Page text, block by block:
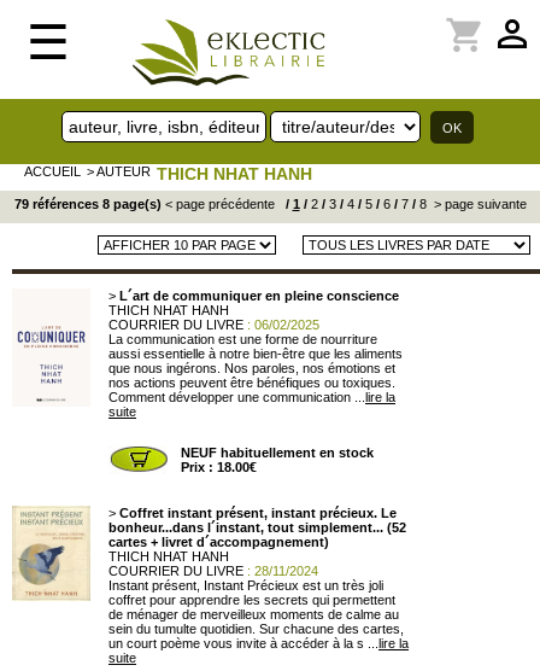
☰ perm_identity
shopping_cart
ACCUEIL > AUTEUR THICH NHAT HANH
79 références 8 page(s) < page précédente/ 1 /2/3/4/5/6/7/8 > page suivante
> L´art de communiquer en pleine conscience
THICH NHAT HANH
COURRIER DU LIVRE : 06/02/2025
La communication est une forme de nourriture
aussi essentielle à notre bien-être que les aliments
que nous ingérons. Nos paroles, nos émotions et
nos actions peuvent être bénéfiques ou toxiques.
Comment développer une communication ... lire la
suite
NEUF habituellement en stock
Prix : 18.00€
> Coffret instant présent, instant précieux. Le
bonheur...dans l´instant, tout simplement... (52
cartes + livret d´accompagnement)
THICH NHAT HANH
COURRIER DU LIVRE : 28/11/2024
Instant présent, Instant Précieux est un très joli
coffret pour apprendre les secrets qui permettent
de ménager de merveilleux moments de calme au
sein du tumulte quotidien. Sur chacune des cartes,
un court poème vous invite à accéder à la s ... lire la
suite